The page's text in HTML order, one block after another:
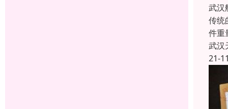
武汉
传统
件重
武汉
21-